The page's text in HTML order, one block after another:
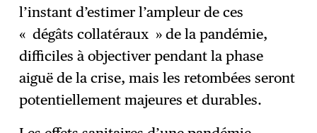
l’instant d’estimer l’ampleur de ces
« dégâts collatéraux » de la pandémie,
difficiles à objectiver pendant la phase
aiguë de la crise, mais les retombées seront
potentiellement majeures et durables.